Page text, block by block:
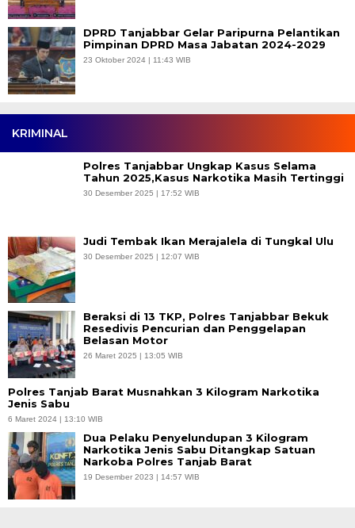
DPRD Tanjabbar Gelar Paripurna Pelantikan
Pimpinan DPRD Masa Jabatan 2024-2029
23 Oktober 2024 | 11:43 WIB
KRIMINAL
Polres Tanjabbar Ungkap Kasus Selama
Tahun 2025,Kasus Narkotika Masih Tertinggi
30 Desember 2025 | 17:52 WIB
Judi Tembak Ikan Merajalela di Tungkal Ulu
30 Desember 2025 | 12:07 WIB
Beraksi di 13 TKP, Polres Tanjabbar Bekuk
Resedivis Pencurian dan Penggelapan
Belasan Motor
26 Maret 2025 | 13:05 WIB
Polres Tanjab Barat Musnahkan 3 Kilogram Narkotika
Jenis Sabu
6 Maret 2024 | 13:10 WIB
Dua Pelaku Penyelundupan 3 Kilogram
Narkotika Jenis Sabu Ditangkap Satuan
Narkoba Polres Tanjab Barat
19 Desember 2023 | 14:57 WIB